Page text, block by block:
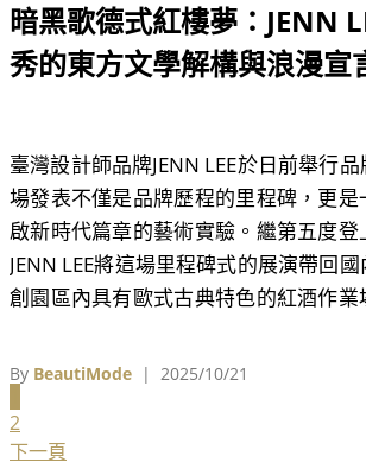
暗黑歌德式紅樓夢：JENN
秀的東方文學解構與浪漫宣
臺灣設計師品牌JENN LEE於日前舉行
場發表不僅是品牌歷程的里程碑，更
啟新時代篇章的藝術實驗。繼第五度登
JENN LEE將這場里程碑式的展演帶回
創園區內具有歐式古典特色的紅酒作
圍，呼應了全系列服飾中東方古典詩意
By BeautiMode | 2025/10/21
2
下一頁